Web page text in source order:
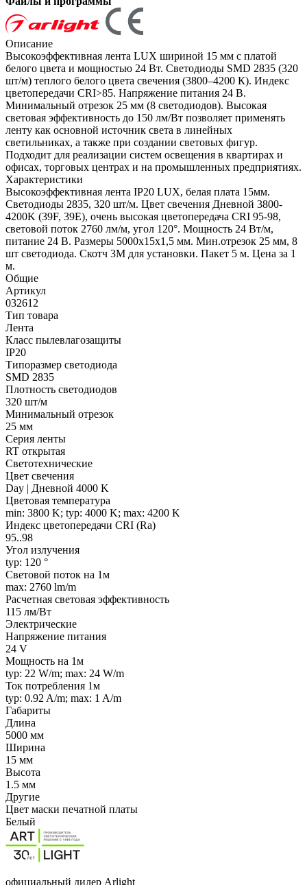
Описание
Высокоэффективная лента LUX шириной 15 мм с платой
белого цвета и мощностью 24 Вт. Светодиоды SMD 2835 (320
шт/м) теплого белого цвета свечения (3800–4200 К). Индекс
цветопередачи CRI>85. Напряжение питания 24 В.
Минимальный отрезок 25 мм (8 светодиодов). Высокая
световая эффективность до 150 лм/Вт позволяет применять
ленту как основной источник света в линейных
светильниках, а также при создании световых фигур.
Подходит для реализации систем освещения в квартирах и
офисах, торговых центрах и на промышленных предприятиях.
Характеристики
Высокоэффективная лента IP20 LUX, белая плата 15мм.
Светодиоды 2835, 320 шт/м. Цвет свечения Дневной 3800-
4200K (39F, 39E), очень высокая цветопередача CRI 95-98,
световой поток 2760 лм/м, угол 120°. Мощность 24 Вт/м,
питание 24 В. Размеры 5000х15х1,5 мм. Мин.отрезок 25 мм, 8
шт светодиода. Скотч 3М для установки. Пакет 5 м. Цена за 1
м.
Общие
Артикул
032612
Тип товара
Лента
Класс пылевлагозащиты
IP20
Типоразмер светодиода
SMD 2835
Плотность светодиодов
320 шт/м
Минимальный отрезок
25 мм
Серия ленты
RT открытая
Светотехнические
Цвет свечения
Day | Дневной 4000 K
Цветовая температура
min: 3800 K; typ: 4000 K; max: 4200 K
Индекс цветопередачи CRI (Ra)
95..98
Угол излучения
typ: 120 °
Световой поток на 1м
max: 2760 lm/m
Расчетная световая эффективность
115 лм/Вт
Электрические
Напряжение питания
24 V
Мощность на 1м
typ: 22 W/m; max: 24 W/m
Ток потребления 1м
typ: 0.92 A/m; max: 1 A/m
Габариты
Длина
5000 мм
Ширина
15 мм
Высота
1.5 мм
Другие
Цвет маски печатной платы
Белый
официальный дилер Arlight